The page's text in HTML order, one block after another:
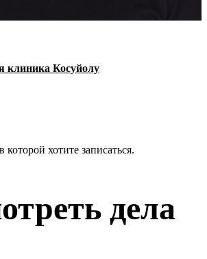
клиника Косуйолу
хотите записаться.
дела